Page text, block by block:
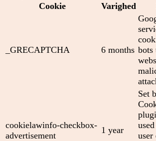
Cookie
Varighed
_GRECAPTCHA 6 months bots
cookielawinfo-checkbox-
advertisement
1 year
Set
user